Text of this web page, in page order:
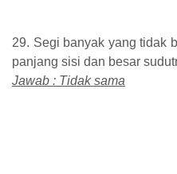
29. Segi banyak yang tidak
panjang sisi dan besar
Jawab : Tidak sama